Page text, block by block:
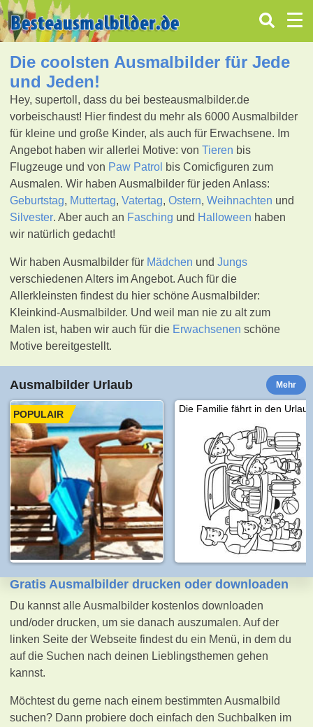
Die coolsten Ausmalbilder für Jede
und Jeden!
Hey, supertoll, dass du bei besteausmalbilder.de
vorbeischaust! Hier findest du mehr als 6000 Ausmalbilder
für kleine und große Kinder, als auch für Erwachsene. Im
Angebot haben wir allerlei Motive: vonTieren bis
Flugzeuge und von Paw Patrol bis Comicfiguren zum
Ausmalen. Wir haben Ausmalbilder für jeden Anlass:
Geburtstag, Muttertag,Vatertag,Ostern,Weihnachten und
Silvester. Aber auch an Fasching und Halloween haben
wir natürlich gedacht!
Wir haben Ausmalbilder für Mädchen undJungs
verschiedenen Alters im Angebot. Auch für die
Allerkleinsten findest du hier schöne Ausmalbilder:
Kleinkind-Ausmalbilder. Und weil man nie zu alt zum
Malen ist, haben wir auch für die Erwachsenen schöne
Motive bereitgestellt.
Ausmalbilder Urlaub Mehr
POPULAIR Die Familie fährt in den
Gratis Ausmalbilder drucken oder downloaden
Du kannst alle Ausmalbilder kostenlos downloaden
und/oder drucken, um sie danach auszumalen. Auf der
linken Seite der Webseite findest du ein Menü, in dem du
auf die Suchen nach deinen Lieblingsthemen gehen
kannst.
Möchtest du gerne nach einem bestimmten Ausmalbild
suchen? Dann probiere doch einfach den Suchbalken im